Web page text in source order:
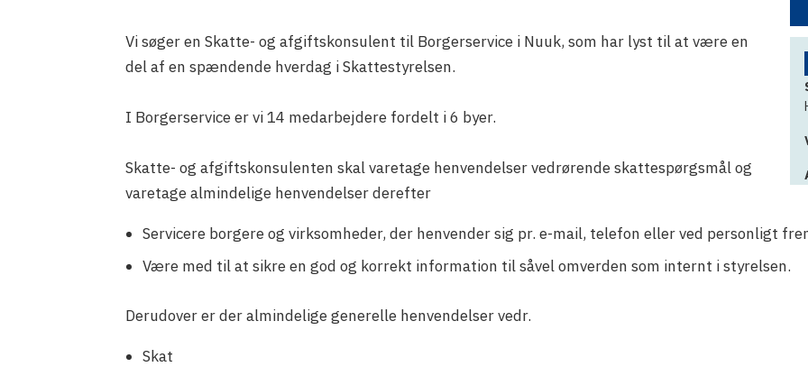
Vi søger en Skatte- og afgiftskonsulent til Borgerservice i Nuuk, som har lyst til at være en
del af en spændende hverdag i Skattestyrelsen.
I Borgerservice er vi 14 medarbejdere fordelt i 6 byer.
Skatte- og afgiftskonsulenten skal varetage henvendelser vedrørende skattespørgsmål og
varetage almindelige henvendelser derefter
Servicere borgere og virksomheder, der henvender sig pr. e-mail, telefon eller ved personligt
Være med til at sikre en god og korrekt information til såvel omverden som internt i styrelsen.
Derudover er der almindelige generelle henvendelser vedr.
Skat